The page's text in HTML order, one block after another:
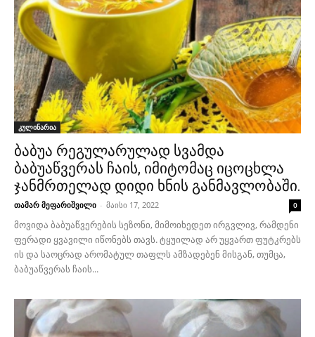
კულინარია
ბაბუა რეგულარულად სვამდა
ბაბუაწვერას ჩაის, იმიტომაც იცოცხლა
ჯანმრთელად დიდი ხნის განმავლობაში.
თამარ მეფარიშვილი - მაისი 17, 2022 0
მოვიდა ბაბუაწვერების სეზონი, მიმოიხედეთ ირგვლივ, რამდენი
ფერადი ყვავილი იწონებს თავს. ტყუილად არ უყვართ ფუტკრებს
ის და საოცრად არომატულ თაფლს ამზადებენ მისგან, თუმცა,
ბაბუაწვერას ჩაის...